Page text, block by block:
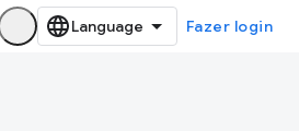
Fazer login